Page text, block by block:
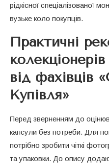
рідкісної спеціалізованої
вузьке коло покупців.
Практичні
від фахівців
Купівля»
Перед зверненням до
капсули без потреби. Для
потрібно зробити чіткі
та упаковки. До опису